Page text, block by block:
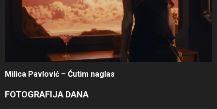
Milica Pavlović – Ćutim naglas
FOTOGRAFIJA DANA